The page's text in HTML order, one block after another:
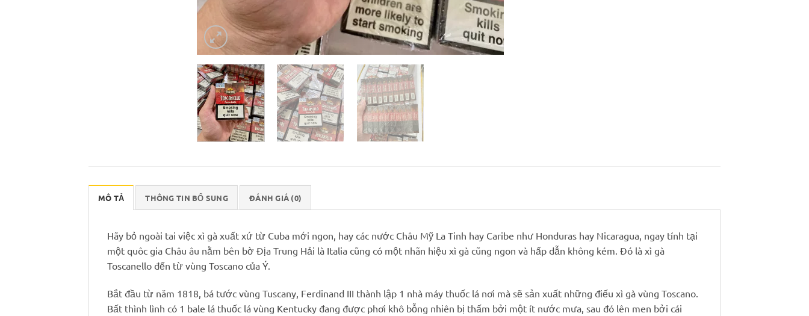
MÔ TẢ THÔNG TIN BỔ SUNG ĐÁNH GIÁ (0)
Hãy bỏ ngoài tai việc xì gà xuất xứ từ Cuba mới ngon, hay các nước Châu Mỹ La Tinh hay Caribe như Honduras hay Nicaragua, ngay tính tại
một quôc gia Châu âu nằm bên bờ Địa Trung Hải là Italia cũng có một nhãn hiệu xì gà cũng ngon và hấp dẫn không kém. Đó là xì gà
Toscanello đến từ vùng Toscano của Ý.
Bắt đầu từ năm 1818, bá tước vùng Tuscany, Ferdinand III thành lập 1 nhà máy thuốc lá nơi mà sẽ sản xuất những điếu xì gà vùng Toscano.
Bất thình lình có 1 bale lá thuốc lá vùng Kentucky đang được phơi khô bỗng nhiên bị thấm bởi một ít nước mưa, sau đó lên men bởi cái